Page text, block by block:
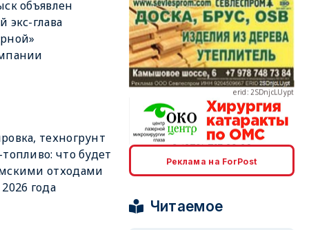
объявлен
экс-глава
техногрунт
топливо: что будет
отходами
года
erid: 2SDnjcLUypt
erid: 2SDnjcrDNw6
Реклама на ForPost
Читаемое